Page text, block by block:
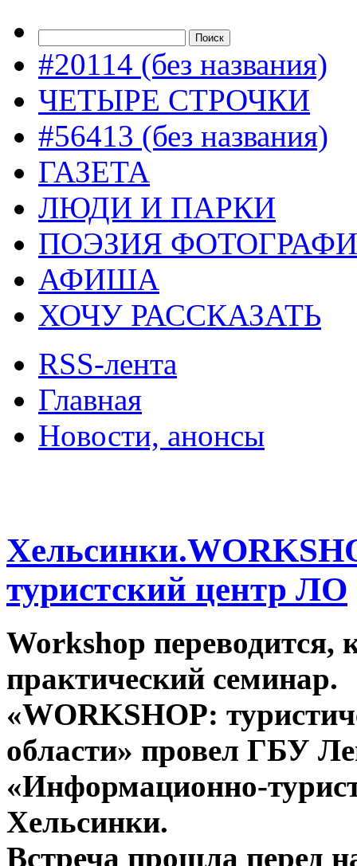
#20114 (без названия)
ЧЕТЫРЕ СТРОЧКИ
#56413 (без названия)
ГАЗЕТА
ЛЮДИ И ПАРКИ
ПОЭЗИЯ
АФИША
ХОЧУ РАССКАЗАТЬ
RSS-лента
Главная
Новости, анонсы
туристский центр ЛО
Workshop переводится,
практический семинар.
«WORKSHOP:
области» провел ГБУ
«Информационно-
Хельсинки.
Встреча прошла перед